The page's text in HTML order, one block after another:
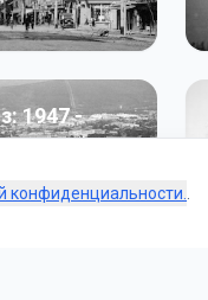
1947 -
конфиденциальности.